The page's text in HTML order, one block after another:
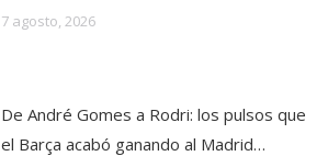
7 agosto, 2026
De André Gomes a Rodri: los pulsos que
el Barça acabó ganando al Madrid…